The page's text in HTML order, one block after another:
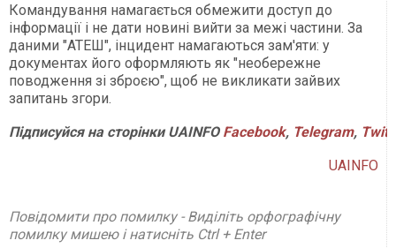
Командування намагається обмежити доступ до
інформації і не дати новині вийти за межі частини. За
даними "АТЕШ", інцидент намагаються зам'яти: у
документах його оформляють як "необережне
поводження зі зброєю", щоб не викликати зайвих
запитань згори.
ПідписуйсянасторінкиUAINFO Facebook, Telegram,
UAINFO
Повідомити про помилку - Виділіть орфографічну
помилку мишею і натисніть Ctrl + Enter